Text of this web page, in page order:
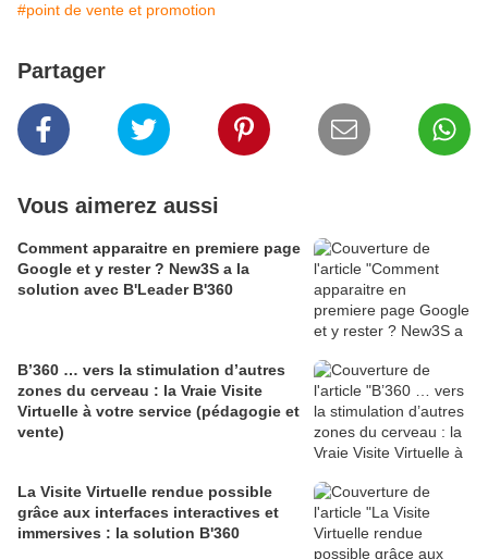
#point de vente et promotion
Partager
Vous aimerez aussi
Comment apparaitre en premiere page
Google et y rester ? New3S a la
solution avec B'Leader B'360
B’360 … vers la stimulation d’autres
zones du cerveau : la Vraie Visite
Virtuelle à votre service (pédagogie et
vente)
La Visite Virtuelle rendue possible
grâce aux interfaces interactives et
immersives : la solution B'360